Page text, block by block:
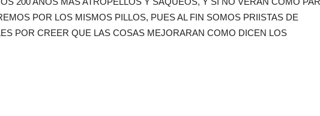
POR LOS MISMOS PILLOS, PUES AL FIN SOMOS PRIISTAS DE
POR CREER QUE LAS COSAS MEJORARAN COMO DICEN LOS